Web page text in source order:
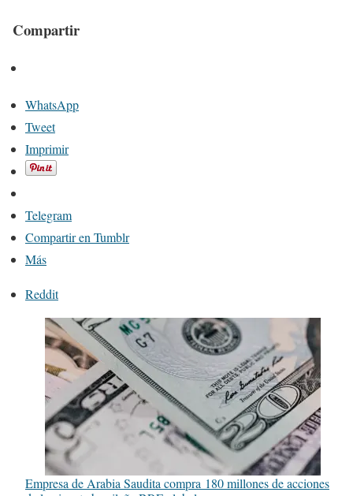
Compartir
WhatsApp
Tweet
Imprimir
Telegram
Compartir en Tumblr
Más
Reddit
Empresa de Arabia Saudita compra 180 millones de acciones